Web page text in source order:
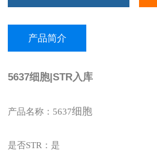
产品简介
5637细胞|STR入库
产品名称：5637细胞
是否STR：是